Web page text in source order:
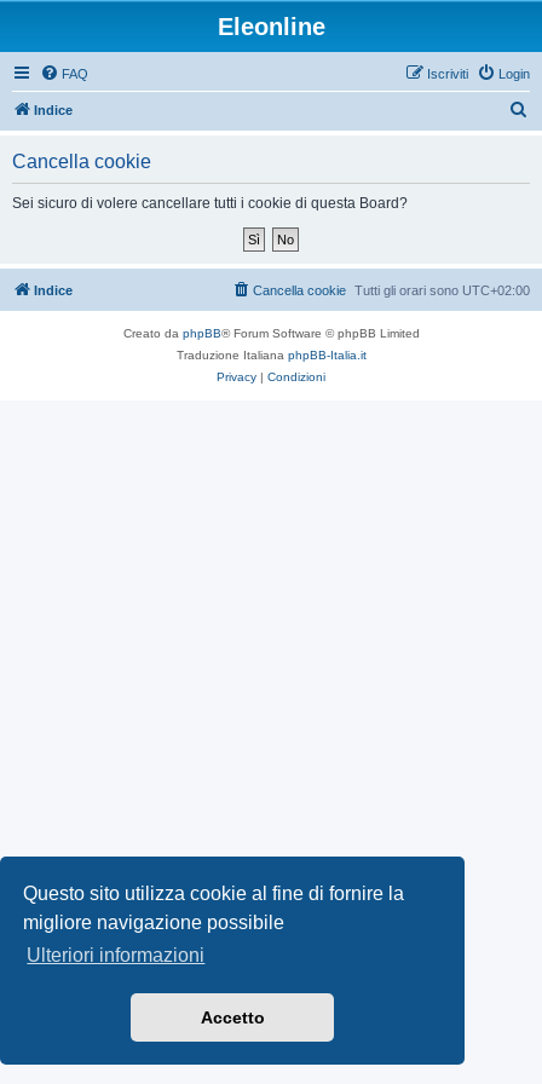
Questo sito utilizza cookie al fine di fornire la
migliore navigazione possibile
Ulteriori informazioni
Accetto
Eleonline
FAQ Login
Iscriviti
Indice
Cancella cookie
Sei sicuro di volere cancellare tutti i cookie di questa Board?
Indice Tutti gli orari sono UTC+02:00
Cancella cookie
Creato da phpBB® Forum Software © phpBB Limited
Traduzione Italiana phpBB-Italia.it
Privacy | Condizioni